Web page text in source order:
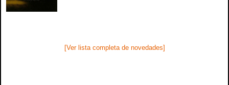
[Ver lista completa de novedades]